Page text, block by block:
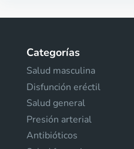
Categorías
Salud masculina
Disfunción eréctil
Salud general
Presión arterial
Antibióticos